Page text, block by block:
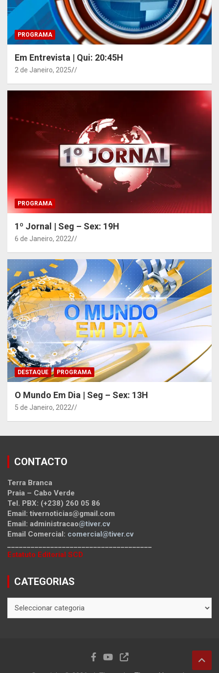
PROGRAMA
Em Entrevista | Qui: 20:45H
2 de Janeiro, 2025 /
PROGRAMA
1º Jornal | Seg – Sex: 19H
6 de Janeiro, 2022 /
DESTAQUE PROGRAMA
O Mundo Em Dia | Seg – Sex: 13H
5 de Janeiro, 2022 /
CONTACTO
Terra Branca
Praia – Cabo Verde
Tel. PBX: (+238) 260 05 86
Email: tivernoticias@gmail.com
Email: administracao@tiver.cv
Email Comercial: comercial@tiver.cv
Estatuto Editorial SCD
CATEGORIAS